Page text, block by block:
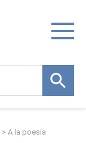
> A la poesía